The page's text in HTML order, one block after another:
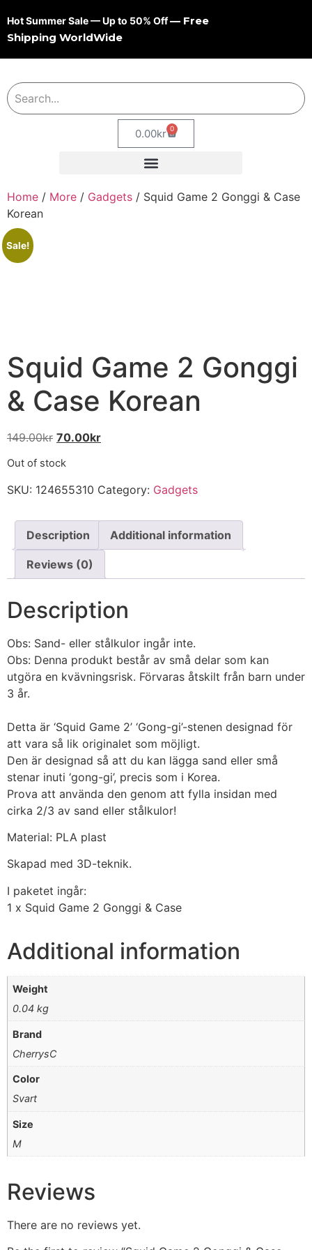
Hot Summer Sale — Up to 50% Off— Free
Shipping WorldWide
0.00kr 0
Home / More / Gadgets / Squid Game 2 Gonggi & Case
Korean
Sale!
Squid Game 2 Gonggi
& Case Korean
149.00kr 70.00kr
Out of stock
SKU: 124655310 Category: Gadgets
Description Additional information
Reviews (0)
Description
Obs: Sand- eller stålkulor ingår inte.
Obs: Denna produkt består av små delar som kan
utgöra en kvävningsrisk. Förvaras åtskilt från barn under
3 år.
Detta är ‘Squid Game 2’ ‘Gong-gi’-stenen designad för
att vara så lik originalet som möjligt.
Den är designad så att du kan lägga sand eller små
stenar inuti ‘gong-gi’, precis som i Korea.
Prova att använda den genom att fylla insidan med
cirka 2/3 av sand eller stålkulor!
Material: PLA plast
Skapad med 3D-teknik.
I paketet ingår:
1 x Squid Game 2 Gonggi & Case
Additional information
Weight
0.04 kg
Brand
CherrysC
Color
Svart
Size
M
Reviews
There are no reviews yet.